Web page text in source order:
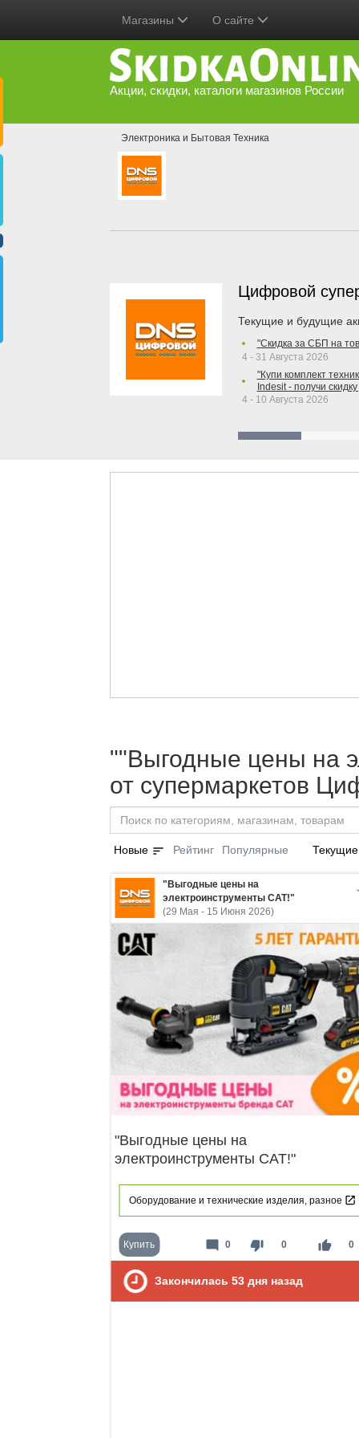
Магазины О сайте
Акции, скидки, каталоги магазинов России
Электроника и Бытовая Техника
Цифровой
Текущие и будущие
"Скидка за СБП на
4 - 31 Августа 2026
"Купи комплект
Indesit - получи
4 - 10 Августа 2026
""Выгодные цены на
от супермаркетов
Новые sort Рейтинг Популярные Текущие
"Выгодные цены на
электроинструменты CAT!"
(29 Мая - 15 Июня 2026)
"Выгодные цены на
электроинструменты CAT!"
Оборудование и технические изделия, разное
Купить thumb_down 0 thumb_up 0
mode_comment 0
Закончилась 53 дня назад